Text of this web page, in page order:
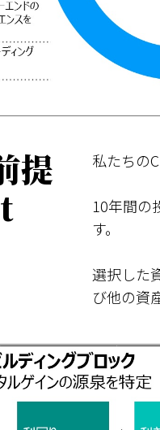
提
私たちの
10年間の
す。
選択した
び他の資